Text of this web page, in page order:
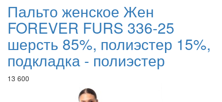
Пальто женское Жен
FOREVER FURS 336-25
шерсть 85%, полиэстер 15%,
подкладка - полиэстер
13 600